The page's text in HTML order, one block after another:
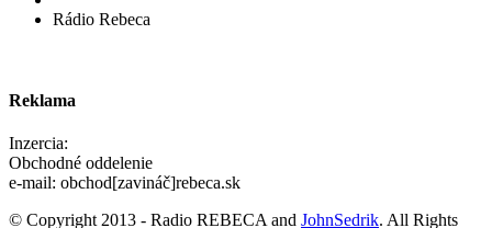
Rádio Rebeca
Reklama
Inzercia:
Obchodné oddelenie
e-mail: obchod[zavináč]rebeca.sk
© Copyright 2013 - Radio REBECA and JohnSedrik. All Rights